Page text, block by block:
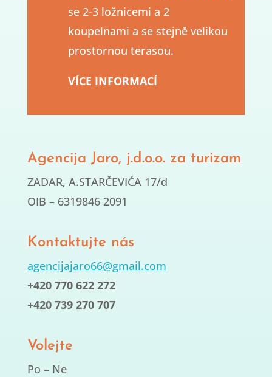
se 2-3 ložnicemi a 2
koupelnami a se stejně velikou
prostornou terasou.
VÍCE INFORMACÍ
Agencija Jaro, j.d.o.o. za turizam
ZADAR, A.STARČEVIĆA 17/d
OIB – 6319846 2091
Kontaktujte nás
agencijajaro66@gmail.com
+420 770 622 272
+420 739 270 707
Volejte
Po – Ne